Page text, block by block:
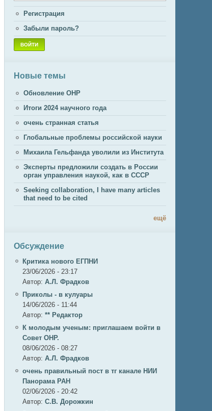
Регистрация
Забыли пароль?
Новые темы
Обновление ОНР
Итоги 2024 научного года
очень странная статья
Глобальные проблемы российской науки
Михаила Гельфанда уволили из Института
Эксперты предложили создать в России
орган управления наукой, как в СССР
Seeking collaboration, I have many articles
that need to be cited
ещё
Обсуждение
Критика нового ЕГПНИ
23/06/2026 - 23:17
Автор: А.Л. Фрадков
Приколы - в кулуары
14/06/2026 - 11:44
Автор: ** Редактор
К молодым ученым: приглашаем войти в
Совет ОНР.
08/06/2026 - 08:27
Автор: А.Л. Фрадков
очень правильный пост в тг канале НИИ
Панорама РАН
02/06/2026 - 20:42
Автор: С.В. Дорожкин